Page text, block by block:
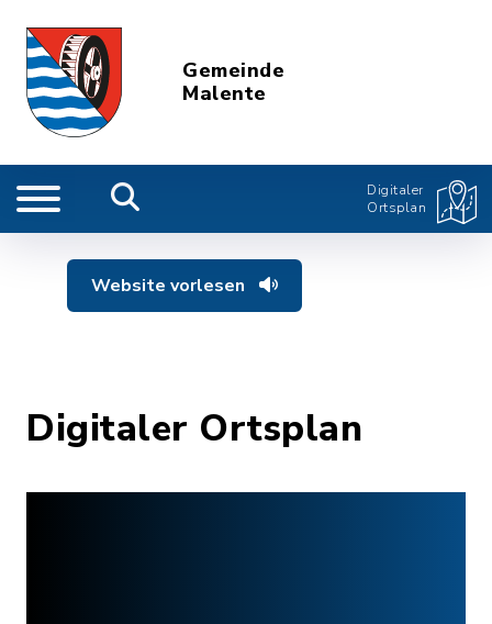
Gemeinde
Malente
Digitaler
Ortsplan
Website vorlesen
Digitaler Ortsplan